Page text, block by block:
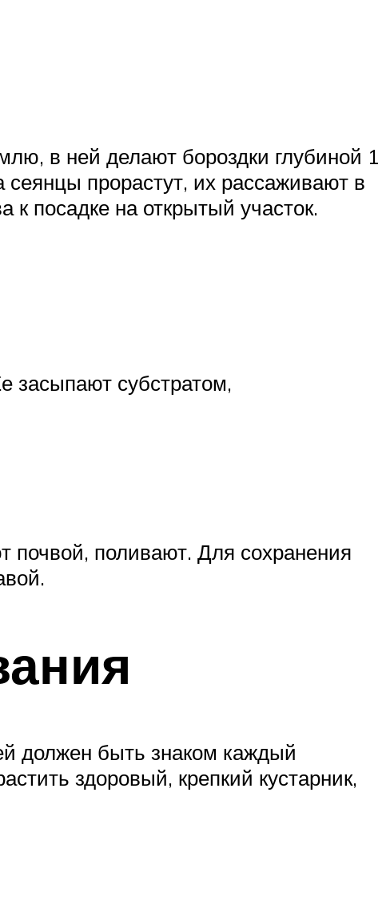
в ней делают бороздки глубиной 1
прорастут, их рассаживают в
к посадке на открытый участок.
засыпают субстратом,
почвой, поливают. Для сохранения
должен быть знаком каждый
здоровый, крепкий кустарник,